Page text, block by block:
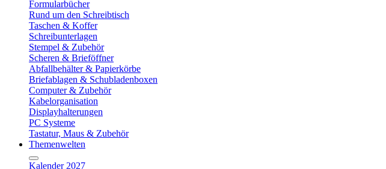
Formularbücher
Rund um den Schreibtisch
Taschen & Koffer
Schreibunterlagen
Stempel & Zubehör
Scheren & Brieföffner
Abfallbehälter & Papierkörbe
Briefablagen & Schubladenboxen
Computer & Zubehör
Kabelorganisation
Displayhalterungen
PC Systeme
Tastatur, Maus & Zubehör
Themenwelten
Kalender 2027